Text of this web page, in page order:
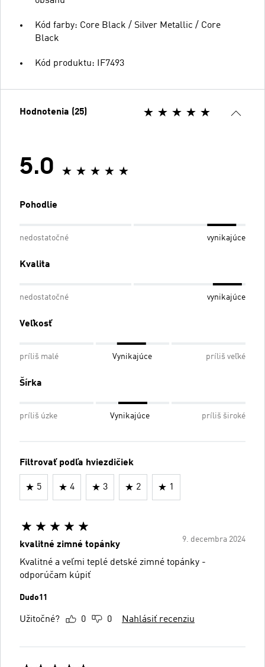
Kód farby: Core Black / Silver Metallic / Core
Black
Kód produktu: IF7493
Hodnotenia (25)
5.0
Pohodlie
nedostatočné vynikajúce
Kvalita
nedostatočné vynikajúce
Veľkosť
príliš malé Vynikajúce príliš veľké
Šírka
príliš úzke Vynikajúce príliš široké
Filtrovať podľa hviezdičiek
5 4 3 2 1
9. decembra 2024
kvalitné zimné topánky
Kvalitné a veľmi teplé detské zimné topánky -
odporúčam kúpiť
Dudo11
Užitočné? 0 0 Nahlásiť recenziu